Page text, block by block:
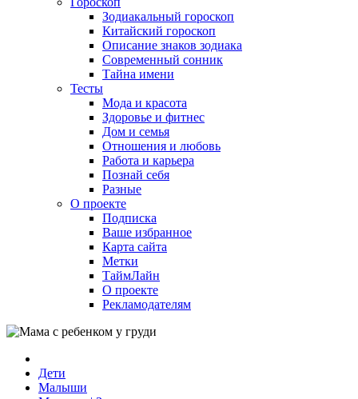
Зодиакальный гороскоп
Китайский гороскоп
Описание знаков зодиака
Современный сонник
Тайна имени
Тесты
Мода и красота
Здоровье и фитнес
Дом и семья
Отношения и любовь
Работа и карьера
Познай себя
Разные
О проекте
Подписка
Ваше избранное
Карта сайта
Метки
ТаймЛайн
О проекте
Рекламодателям
Дети
Малыши